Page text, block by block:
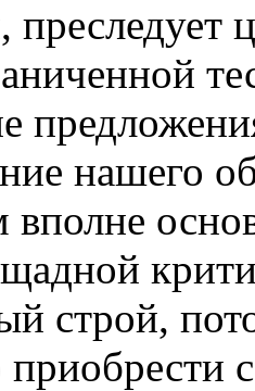
преследует
нашего
строй,